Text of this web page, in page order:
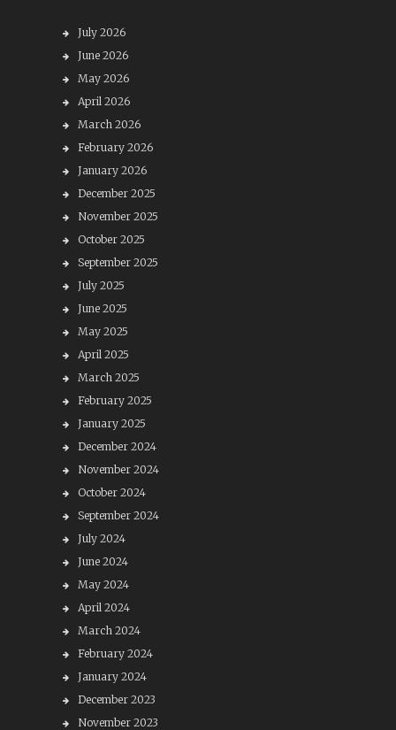
July 2026
June 2026
May 2026
April 2026
March 2026
February 2026
January 2026
December 2025
November 2025
October 2025
September 2025
July 2025
June 2025
May 2025
April 2025
March 2025
February 2025
January 2025
December 2024
November 2024
October 2024
September 2024
July 2024
June 2024
May 2024
April 2024
March 2024
February 2024
January 2024
December 2023
November 2023